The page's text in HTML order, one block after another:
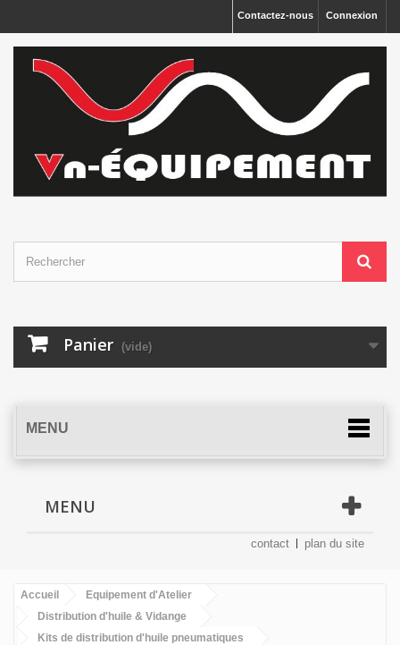
Connexion
Contactez-nous
Panier (vide)
MENU
MENU
contact plan du site
Accueil
Equipement d'Atelier
Distribution d'huile & Vidange
Kits de distribution d'huile pneumatiques